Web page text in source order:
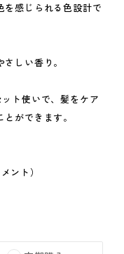
を感じられる色設計で
しい香り。
ト使いで、髪をケア
ができます。
ント）